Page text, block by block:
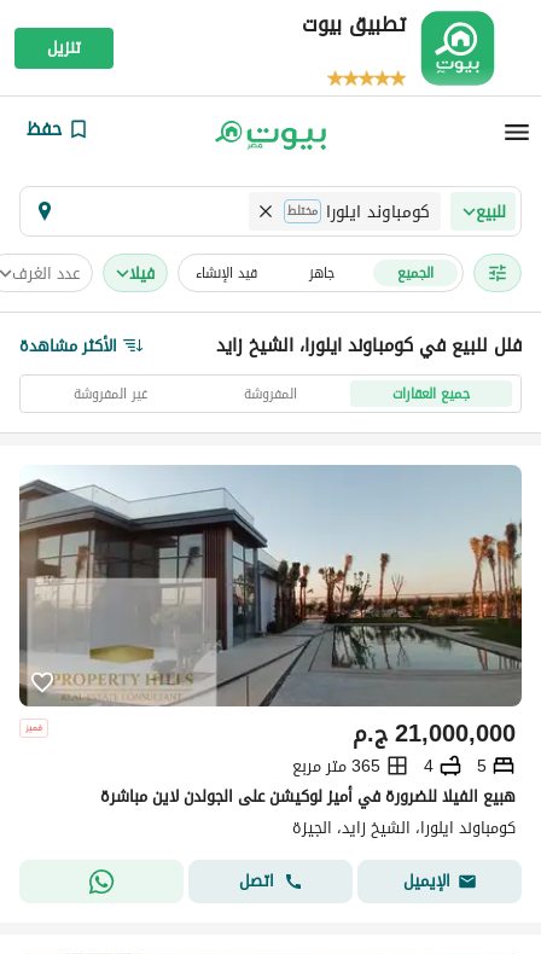
تطبيق بيوت
تنزيل
حفظ
للبيع كومباوند ايلورا مختلط
الجميع جاهز قيد الإنشاء فیلا عدد الغرف
فلل للبيع في كومباوند ايلورا، الشيخ زايد الأكثر مشاهدة
جميع العقارات المفروشة غير المفروشة
ج.م21,000,000
5
4
365 متر مربع
هبيع الفيلا للضرورة في أميز لوكيشن على الجولدن لاين مباشرة
كومباوند ايلورا، الشيخ زايد، الجيزة
الإيميل
اتصل